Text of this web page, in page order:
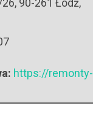
, 90-261 Łódź,
https://remonty-